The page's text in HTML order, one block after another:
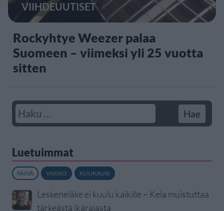
VIIHDEUUTISET
Rockyhtye Weezer palaa
Suomeen – viimeksi yli 25 vuotta
sitten
Luetuimmat
PÄIVÄ VIIKKO KUUKAUSI
Leskeneläke ei kuulu kaikille – Kela muistuttaa
tärkeästä ikärajasta